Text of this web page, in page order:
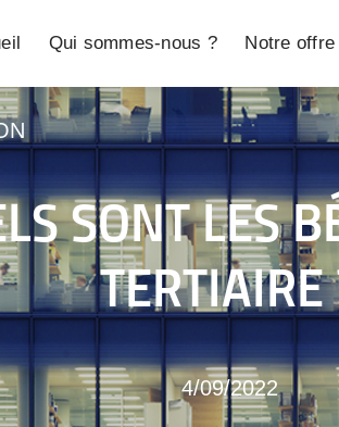
Qui sommes-nous ? Notre offre
SONT LES
TERTIAIRE
4/09/2022